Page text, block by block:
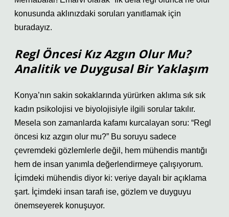
konusunda aklınızdaki soruları yanıtlamak için
buradayız.
Regl Öncesi Kız Azgın Olur Mu?
Analitik ve Duygusal Bir Yaklaşım
Konya’nın sakin sokaklarında yürürken aklıma sık sık
kadın psikolojisi ve biyolojisiyle ilgili sorular takılır.
Mesela son zamanlarda kafamı kurcalayan soru: “Regl
öncesi kız azgın olur mu?” Bu soruyu sadece
çevremdeki gözlemlerle değil, hem mühendis mantığı
hem de insan yanımla değerlendirmeye çalışıyorum.
İçimdeki mühendis diyor ki: veriye dayalı bir açıklama
şart. İçimdeki insan tarafı ise, gözlem ve duyguyu
önemseyerek konuşuyor.